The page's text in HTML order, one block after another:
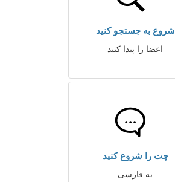
شروع به جستجو کنید
اعضا را پیدا کنید
چت را شروع کنید
به فارسی